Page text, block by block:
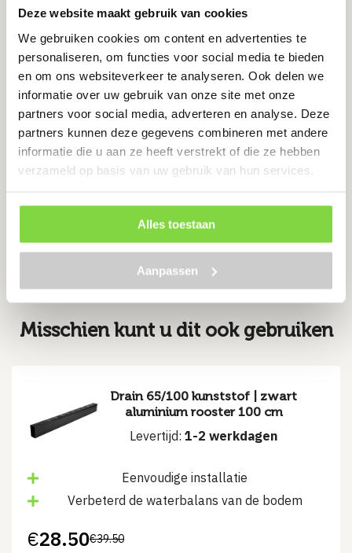
Deze website maakt gebruik van cookies
We gebruiken cookies om content en advertenties te
personaliseren, om functies voor social media te bieden
en om ons websiteverkeer te analyseren. Ook delen we
informatie over uw gebruik van onze site met onze
partners voor social media, adverteren en analyse. Deze
partners kunnen deze gegevens combineren met andere
informatie die u aan ze heeft verstrekt of die ze hebben
verzameld op basis van uw gebruik van hun services.
Alles toestaan
Aanpassen
Drain 65/100 gesloten
eindstuk
Levertijd:1-2 werkdagen
Eenvoudige installatie
€9.33
Bekijk product
Misschien kunt u dit ook gebruiken
Drain 65/100 kunststof | zwart
aluminium rooster 100 cm
Levertijd: 1-2 werkdagen
Eenvoudige installatie
Verbeterd de waterbalans van de bodem
€39.50
Oorspronkelijke
€28.50
Huidige